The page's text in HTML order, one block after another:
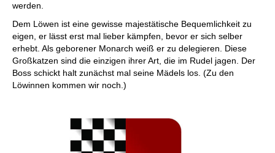
werden.
Dem Löwen ist eine gewisse majestätische Bequemlichkeit zu
eigen, er lässt erst mal lieber kämpfen, bevor er sich selber
erhebt. Als geborener Monarch weiß er zu delegieren. Diese
Großkatzen sind die einzigen ihrer Art, die im Rudel jagen. Der
Boss schickt halt zunächst mal seine Mädels los. (Zu den
Löwinnen kommen wir noch.)